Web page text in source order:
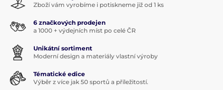
Zboží vám vyrobíme i potiskneme již od 1 ks
6 značkových prodejen
a 1000 + výdejních míst po celé ČR
Unikátní sortiment
Moderní design a materiály vlastní výroby
Tématické edice
Výběr z více jak 50 sportů a příležitostí.